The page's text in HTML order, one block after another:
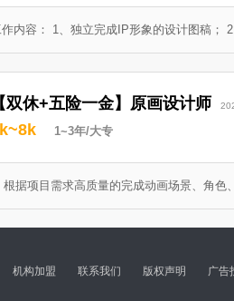
内容： 1、独立完成IP形象的设计图稿；
【双休+五险一金】原画设计师
1~3年/大专
根据项目需求高质量的完成动画场景、角色
机构加盟 联系我们 版权声明 广告